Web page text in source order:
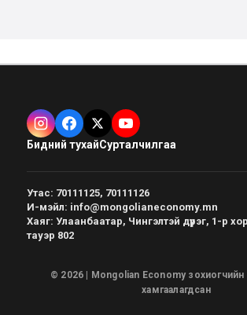
Бидний тухайСурталчилгаа
Утас: 70111125, 70111126
И-мэйл: info@mongolianeconomy.mn
Хаяг: Улаанбаатар, Чингэлтэй дүүрэг, 1-р
тауэр 802
© 2026 | Mongolian Economy зохиогчийн
хамгаалагдсан